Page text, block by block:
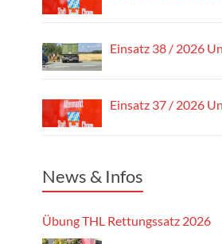
Einsatz 38 / 2026
Einsatz 37 / 2026
News & Infos
Übung THL Rettungssatz 2026